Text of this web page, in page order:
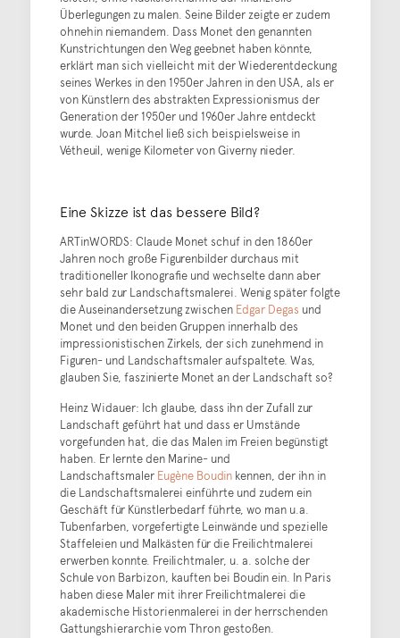
Überlegungen zu malen. Seine Bilder zeigte er zudem
ohnehin niemandem. Dass Monet den genannten
Kunstrichtungen den Weg geebnet haben könnte,
erklärt man sich vielleicht mit der Wiederentdeckung
seines Werkes in den 1950er Jahren in den USA, als er
von Künstlern des abstrakten Expressionismus der
Generation der 1950er und 1960er Jahre entdeckt
wurde. Joan Mitchel ließ sich beispielsweise in
Vétheuil, wenige Kilometer von Giverny nieder.
Eine Skizze ist das bessere Bild?
ARTinWORDS: Claude Monet schuf in den 1860er
Jahren noch große Figurenbilder durchaus mit
traditioneller Ikonografie und wechselte dann aber
sehr bald zur Landschaftsmalerei. Wenig später folgte
die Auseinandersetzung zwischen Edgar Degas und
Monet und den beiden Gruppen innerhalb des
impressionistischen Zirkels, der sich zunehmend in
Figuren- und Landschaftsmaler aufspaltete. Was,
glauben Sie, faszinierte Monet an der Landschaft so?
Heinz Widauer: Ich glaube, dass ihn der Zufall zur
Landschaft geführt hat und dass er Umstände
vorgefunden hat, die das Malen im Freien begünstigt
haben. Er lernte den Marine- und
Landschaftsmaler Eugène Boudinkennen, der ihn in
die Landschaftsmalerei einführte und zudem ein
Geschäft für Künstlerbedarf führte, wo man u.a.
Tubenfarben, vorgefertigte Leinwände und spezielle
Staffeleien und Malkästen für die Freilichtmalerei
erwerben konnte. Freilichtmaler, u. a. solche der
Schule von Barbizon, kauften bei Boudin ein. In Paris
haben diese Maler mit ihrer Freilichtmalerei die
akademische Historienmalerei in der herrschenden
Gattungshierarchie vom Thron gestoßen.